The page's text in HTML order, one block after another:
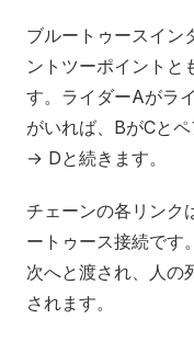
ブルートゥースイン
ントツーポイントと
す。ライダーAがラ
がいれば、BがCと
→ Dと続きます。
チェーンの各リンク
ートゥース接続です
次へと渡され、人の
されます。